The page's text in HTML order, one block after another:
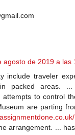
agosto de 2019 a las
include traveler
in packed areas.
attempts to control
are parting
arrangement. ...